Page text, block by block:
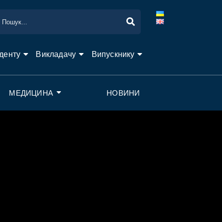
Викладачу Випускнику
МЕДИЦИНА НОВИНИ